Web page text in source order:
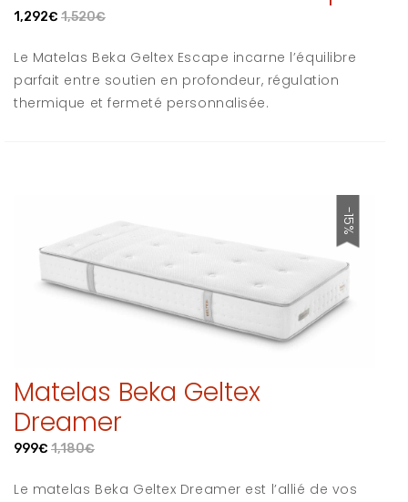
1,292€ 1,520€
Le Matelas Beka Geltex Escape incarne l’équilibre
parfait entre soutien en profondeur, régulation
thermique et fermeté personnalisée.
-15%
Matelas Beka Geltex
Dreamer
999€ 1,180€
Le matelas Beka Geltex Dreamer est l’allié de vos